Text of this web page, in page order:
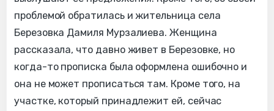
проблемой обратилась и жительница села
Березовка Дамиля Мурзалиева. Женщина
рассказала, что давно живет в Березовке, но
когда-то прописка была оформлена ошибочно и
она не может прописаться там. Кроме того, на
участке, который принадлежит ей, сейчас